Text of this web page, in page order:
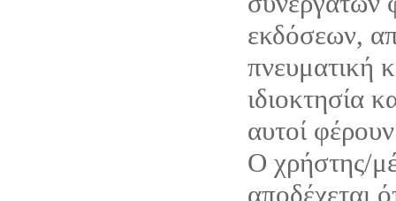
εκδόσεων,
πνευματική
ιδιοκτησία
αυτοί
Ο χρήστης/
αποδέχεται